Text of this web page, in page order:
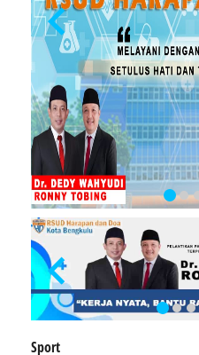
Sport